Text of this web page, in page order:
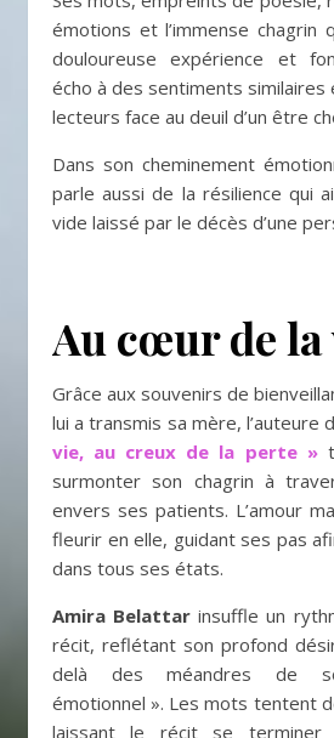
émotions et l’immense chagrin
douloureuse expérience et
écho à des sentiments
lecteurs face au deuil d’un être
Dans son cheminement
parle aussi de la résilience qui
vide laissé par le décès d’une
Au cœur de la
Grâce aux souvenirs de
lui a transmis sa mère, l’auteure
vie, au creux de la perte »
surmonter son chagrin à
envers ses patients. L’amour
fleurir en elle, guidant ses pas
dans tous ses états.
Amira Belattar insuffle un
récit, reflétant son profond
delà des méandres de
émotionnel ». Les mots tentent
laissant le récit se